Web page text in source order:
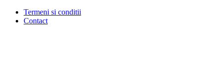
Termeni si conditii
Contact